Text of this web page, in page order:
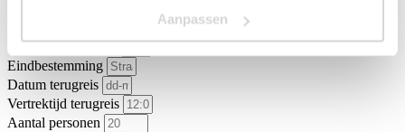
Aanpassen
Vertrektijd heenreis
Eindbestemming
Datum terugreis
Vertrektijd terugreis
Aantal personen